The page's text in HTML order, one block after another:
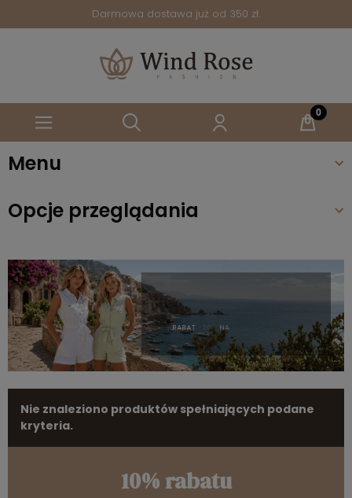
Darmowa dostawa już od 350 zł.
Menu
Opcje przeglądania
Nie znaleziono produktów spełniających podane
kryteria.
10% rabatu